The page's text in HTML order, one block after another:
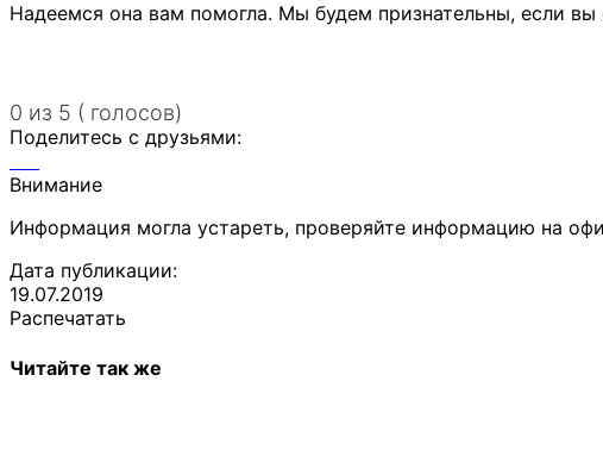
Надеемся она вам помогла. Мы будем признательны, если
0 из 5 ( голосов)
Поделитесь с друзьями:
Внимание
Информация могла устареть, проверяйте информацию на
Дата публикации:
19.07.2019
Распечатать
Читайте так же